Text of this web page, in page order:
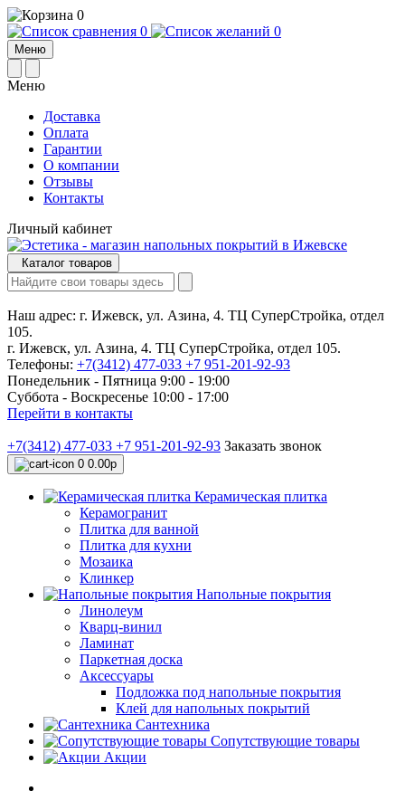
0
0
0
Меню
Меню
Доставка
Оплата
Гарантии
О компании
Отзывы
Контакты
Личный кабинет
Каталог товаров
Наш адрес: г. Ижевск, ул. Азина, 4. ТЦ СуперСтройка, отдел
105.
г. Ижевск, ул. Азина, 4. ТЦ СуперСтройка, отдел 105.
Телефоны: +7(3412) 477-033 +7 951-201-92-93
Понедельник - Пятница 9:00 - 19:00
Суббота - Воскресенье 10:00 - 17:00
Перейти в контакты
+7(3412) 477-033 +7 951-201-92-93 Заказать звонок
0 0.00р
Керамическая плитка
Керамогранит
Плитка для ванной
Плитка для кухни
Мозаика
Клинкер
Напольные покрытия
Линолеум
Кварц-винил
Ламинат
Паркетная доска
Аксессуары
Подложка под напольные покрытия
Клей для напольных покрытий
Сантехника
Сопутствующие товары
Акции